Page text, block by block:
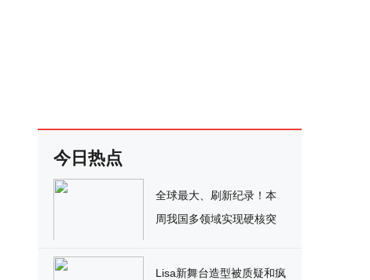
今日热点
全球最大、刷新纪录！本
周我国多领域实现硬核突
Lisa新舞台造型被质疑和疯